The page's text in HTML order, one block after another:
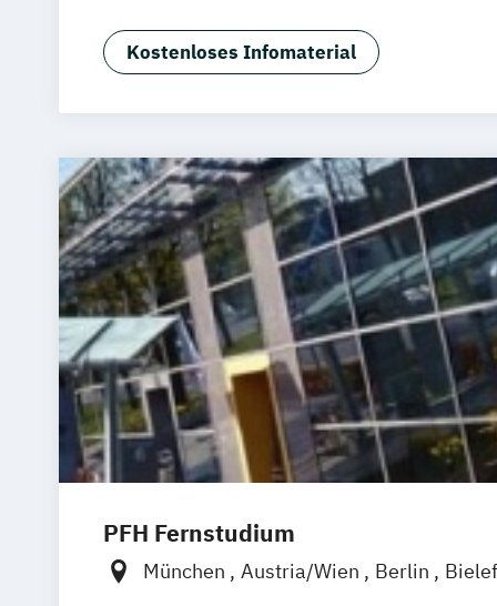
Master of Business Administration
Kostenloses Infomaterial
PFH Fernstudium
München Austria/Wien Berlin